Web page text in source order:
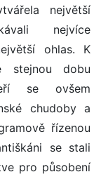
největší
nejvíce
ohlas. K
stejnou dobu
se ovšem
chudoby a
řízenou
se stali
pro působení